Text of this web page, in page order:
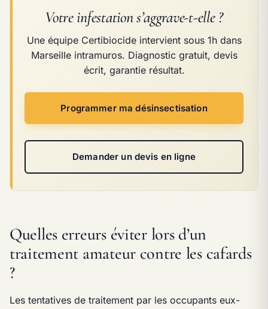
Votre infestation s’aggrave-t-elle ?
Une équipe Certibiocide intervient sous 1h dans
Marseille intramuros. Diagnostic gratuit, devis
écrit, garantie résultat.
Programmer ma désinsectisation
Demander un devis en ligne
Quelles erreurs éviter lors d’un
traitement amateur contre les cafards
?
Les tentatives de traitement par les occupants eux-